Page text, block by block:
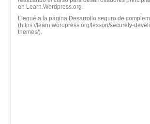
en Learn.Wordpress.org.
Llegué a la página Desarrollo seguro de
(https://learn.wordpress.org/lesson/securely-
themes/).